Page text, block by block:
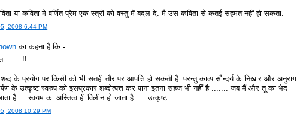
या कविता मे वर्णित प्रेम एक स्त्री को वस्तु में बदल दे. मै उस कविता से कतई सहमत नहीं हो सकता.
2008 6:44 PM
का कहना है कि -
...... !!
के प्रयोग पर किसी को भी सतही तौर पर आपत्ति हो सकती है. परन्तु काव्य सौन्दर्य के निखार और अनुराग
के उत्कृष्ट स्वरुप को इसप्रकार शब्दोत्पत्त कर पाना इतना सहज भी नहीं है ....... जब मैं और तू का भेद
है ... स्वयम का अस्तित्व ही विलीन हो जाता है .... उत्कृष्ट
2008 10:29 PM